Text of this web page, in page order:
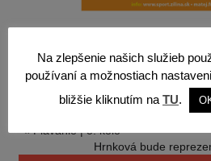
«Plávanie | 3. kolo
Hrnková bude
Na zlepšenie našich služieb
používaní a možnostiach
bližšie kliknutím na TU.